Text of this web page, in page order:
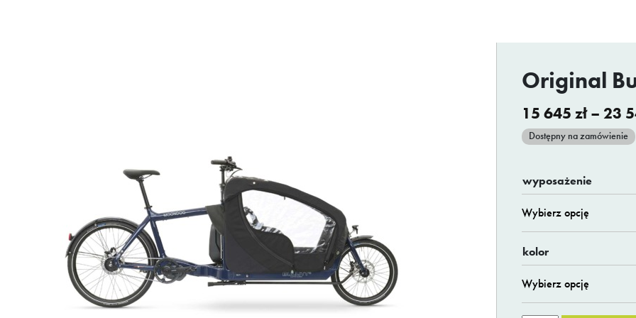
Original
15 645 zł – 23
Dostępny na zamówienie
wyposażenie
kolor